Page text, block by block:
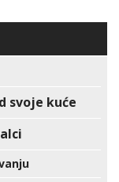
svoje kuće